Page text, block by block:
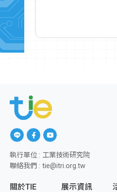
它像一層「皮膚」
器人的關鍵部位，使
這些感測器能夠偵測
人或物體與覆蓋 T-
另開新視窗前往「Line」
另開新視窗前往「
另開新視窗前往「
執行單位 : 工業技術研究院
聯絡我們 : tie@itri.org.tw
關於TIE 展示資訊